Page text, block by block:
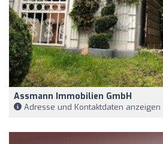
Assmann Immobilien GmbH
Adresse und Kontaktdaten anzeigen